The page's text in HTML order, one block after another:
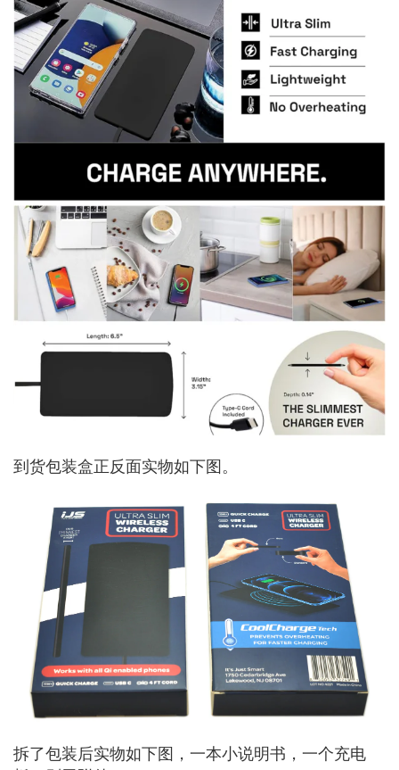
到货包装盒正反面实物如下图。
拆了包装后实物如下图，一本小说明书，一个充电